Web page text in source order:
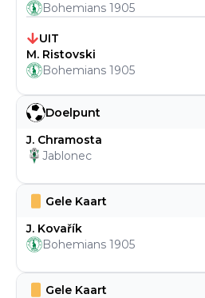
Gele Kaart
Gele Kaart
J. Kovařík
Bohemians 1905
Doelpunt
J. Chramosta
Jablonec
Bohemians 1905
UIT
M. Ristovski
Bohemians 1905